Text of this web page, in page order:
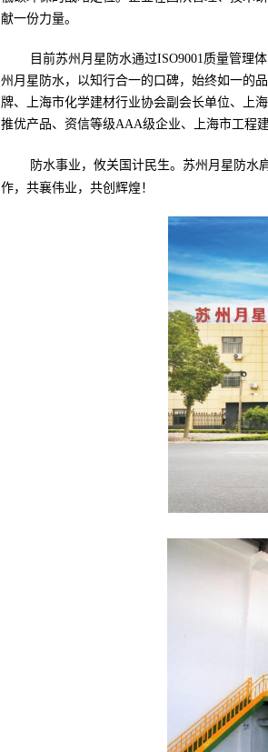
献一份力量。
目前苏州月星防水通过ISO9001质量管理
州月星防水，以知行合一的口碑，始终如一的
牌、上海市化学建材行业协会副会长单位、上
推优产品、资信等级AAA级企业、上海市工程
防水事业，攸关国计民生。苏州月星防水
作，共襄伟业，共创辉煌！